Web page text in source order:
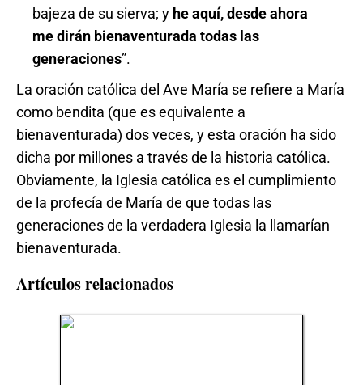
bajeza de su sierva; y he aquí, desde ahora
me dirán bienaventurada todas las
generaciones”.
La oración católica del Ave María se refiere a María
como bendita (que es equivalente a
bienaventurada) dos veces, y esta oración ha sido
dicha por millones a través de la historia católica.
Obviamente, la Iglesia católica es el cumplimiento
de la profecía de María de que todas las
generaciones de la verdadera Iglesia la llamarían
bienaventurada.
Artículos relacionados